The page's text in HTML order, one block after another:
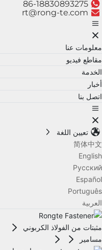
معلومات عنا
مقاطع فيديو
الخدمة
أخبار
اتصل بنا
تعيين اللغة
简体中文
English
Русский
Español
Português
العربية
مثبتات من الفولاذ الكربوني
مسامير